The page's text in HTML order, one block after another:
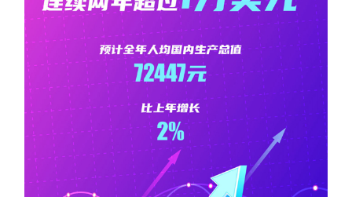
北京 天津 河北 山西
辽宁 吉林 上海 江苏
浙江 安徽 福建 江西
山东 河南 湖北 湖南
广东 广西 海南 重庆
四川 贵州 云南 西藏